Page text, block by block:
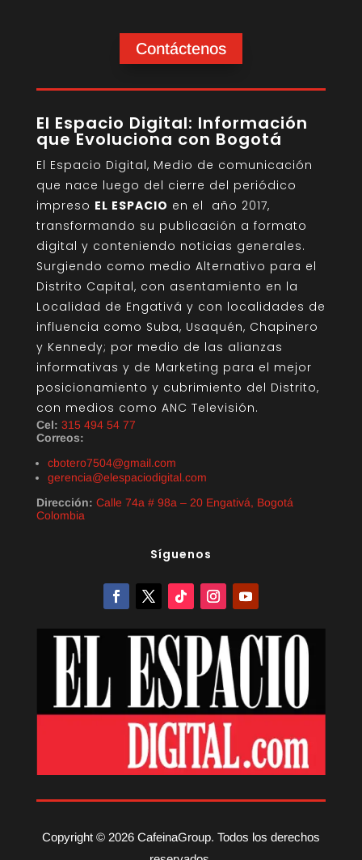
Contáctenos
El Espacio Digital: Información
que Evoluciona con Bogotá
El Espacio Digital, Medio de comunicación
que nace luego del cierre del periódico
impreso EL ESPACIO en el año 2017,
transformando su publicación a formato
digital y conteniendo noticias generales.
Surgiendo como medio Alternativo para el
Distrito Capital, con asentamiento en la
Localidad de Engativá y con localidades de
influencia como Suba, Usaquén, Chapinero
y Kennedy; por medio de las alianzas
informativas y de Marketing para el mejor
posicionamiento y cubrimiento del Distrito,
con medios como ANC Televisión.
Cel: 315 494 54 77
Correos:
cbotero7504@gmail.com
gerencia@elespaciodigital.com
Dirección: Calle 74a # 98a – 20 Engativá, Bogotá
Colombia
Síguenos
Copyright © 2026 CafeinaGroup. Todos los derechos